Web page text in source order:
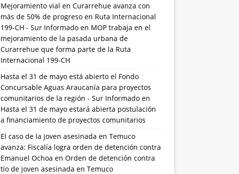
Mejoramiento vial en Curarrehue avanza con
más de 50% de progreso en Ruta Internacional
199-CH - Sur Informadoen MOP trabaja en el
mejoramiento de la pasada urbana de
Curarrehue que forma parte de la Ruta
Internacional 199-CH
Hasta el 31 de mayo está abierto el Fondo
Concursable Aguas Araucanía para proyectos
comunitarios de la región - Sur Informadoen
Hasta el 31 de mayo estará abierta postulación
a financiamiento de proyectos comunitarios
El caso de la joven asesinada en Temuco
avanza: Fiscalía logra orden de detención contra
Emanuel Ochoa en Orden de detención contra
tío de joven asesinada en Temuco